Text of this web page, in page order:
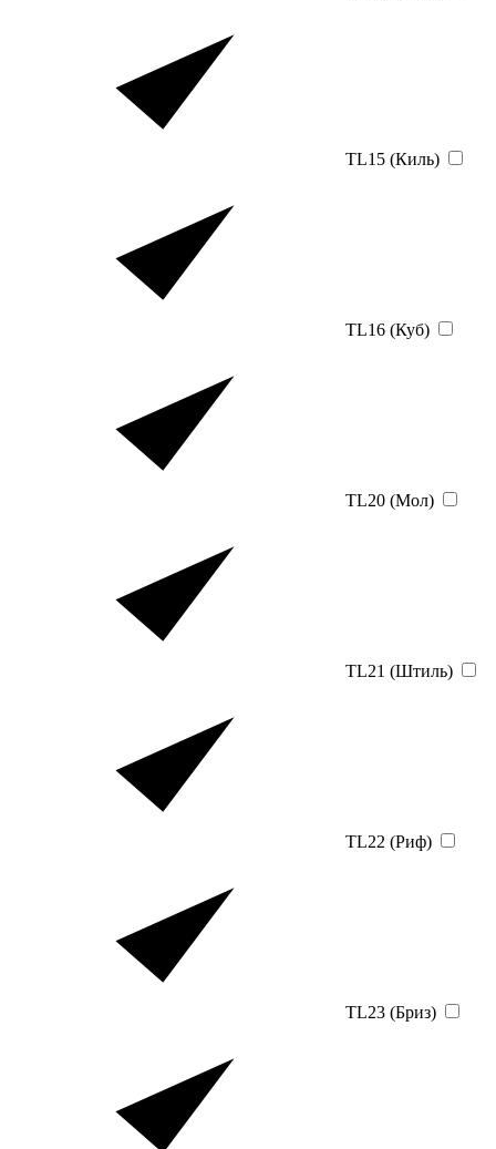
TL15 (Киль)
TL16 (Куб)
TL20 (Мол)
TL21 (Штиль)
TL22 (Риф)
TL23 (Бриз)